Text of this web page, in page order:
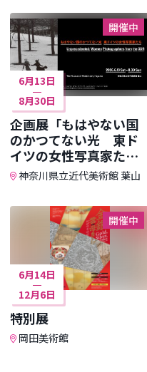
開催中
6月13日
8月30日
企画展「もはやない国
のかつてない光 東ド
イツの女性写真家た
ち」
神奈川県立近代美術館 葉山
開催中
6月14日
12月6日
特別展
岡田美術館